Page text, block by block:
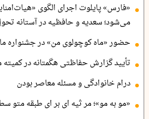
«فارس» پایلوت اجرای الگوی
می‌شود؛ سعدیه و حافظیه در آستانه
حضور «ماه کوچولوی من» در جشنواره
تأیید گزارش حفاظتی هگمتانه در
درام خانوادگی و مسئله معاصر بودن
«مو به مو»؛ مر ثیه ای بر ای طبقه متو